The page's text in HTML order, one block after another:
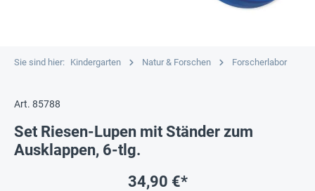
Sie sind hier: Kindergarten Natur & Forschen Forscherlabor
Art. 85788
Set Riesen-Lupen mit Ständer zum
Ausklappen, 6-tlg.
34,90 €*